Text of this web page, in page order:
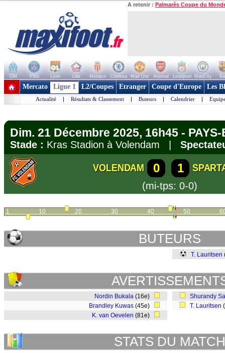
A retenir : Palmarès Coupe du
OM PSG Lyon Lille Monaco Chelsea Man Utd Arsenal Liverpool ManCity
+ de clubs
Mercato Ligue 1 L2/Coupes Etranger Coupe d'Europe Les
Actualité | Résultats & Classement | Buteurs | Calendrier |
Dim. 21 Décembre 2025, 16h45 -
Stade : Kras Stadion à Volendam |
VOLENDAM 0 1
(mi-tps: 0-0)
1 10 20 30 40 50
BUTEURS
T. Lauritsen
Nordin Bukala (16e)
Brandley Kuwas (45e)
K. van Oevelen (81e)
Shurandy
T. Lauritsen
STATS DU MATCH